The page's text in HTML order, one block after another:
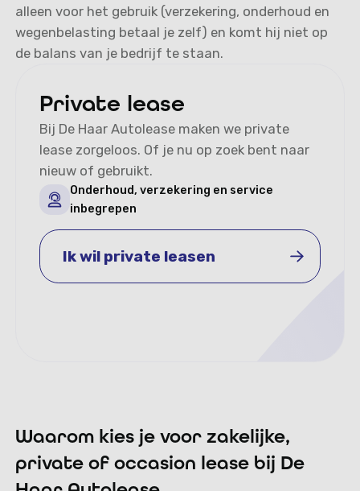
alleen voor het gebruik (verzekering, onderhoud en
wegenbelasting betaal je zelf) en komt hij niet op
de balans van je bedrijf te staan.
Private lease
Bij De Haar Autolease maken we private
lease zorgeloos. Of je nu op zoek bent naar
nieuw of gebruikt.
Onderhoud, verzekering en service
inbegrepen
Ik wil private leasen
Waarom kies je voor zakelijke,
private of occasion lease bij De